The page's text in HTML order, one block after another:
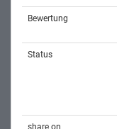
Bewertung
Status
share on